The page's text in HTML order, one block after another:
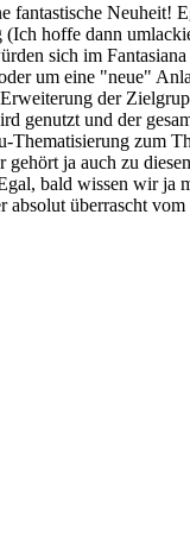
fantastische Neuheit!
hoffe dann
sich im
um eine "neue"
der
genutzt und der
Thematisierung zum
ja auch zu
bald wissen wir ja
absolut überrascht